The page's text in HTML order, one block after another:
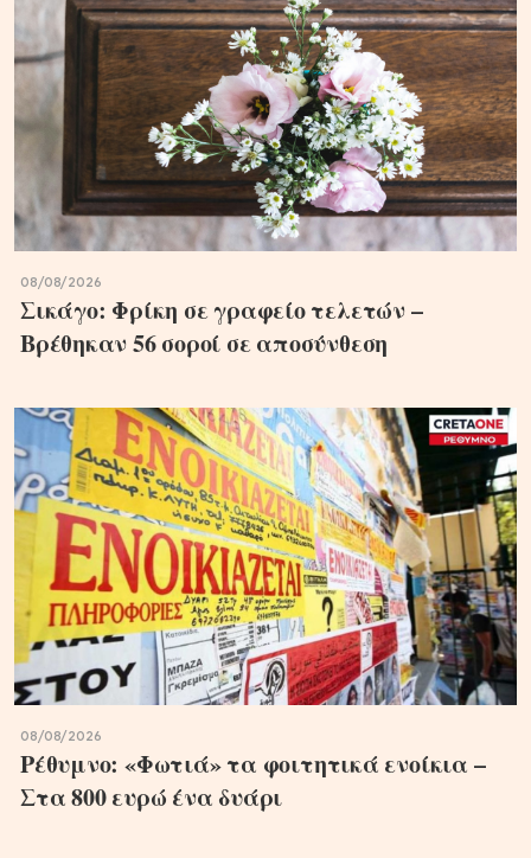
08/08/2026
Σικάγο: Φρίκη σε γραφείο τελετών –
Βρέθηκαν 56 σοροί σε αποσύνθεση
08/08/2026
Ρέθυμνο: «Φωτιά» τα φοιτητικά ενοίκια –
Στα 800 ευρώ ένα δυάρι